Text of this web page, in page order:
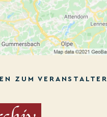
ZUM VERANSTALTER